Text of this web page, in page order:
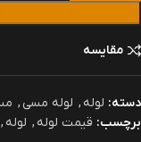
مقایسه
دسته: لوله , لوله مسی ,
برچسب: قیمت لوله , لوله ,